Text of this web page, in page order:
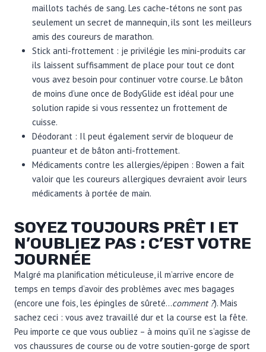
maillots tachés de sang. Les cache-tétons ne sont pas
seulement un secret de mannequin, ils sont les meilleurs
amis des coureurs de marathon.
Stick anti-frottement : je privilégie les mini-produits car
ils laissent suffisamment de place pour tout ce dont
vous avez besoin pour continuer votre course. Le bâton
de moins d’une once de BodyGlide est idéal pour une
solution rapide si vous ressentez un frottement de
cuisse.
Déodorant : Il peut également servir de bloqueur de
puanteur et de bâton anti-frottement.
Médicaments contre les allergies/épipen : Bowen a fait
valoir que les coureurs allergiques devraient avoir leurs
médicaments à portée de main.
SOYEZ TOUJOURS PRÊT ! ET
N’OUBLIEZ PAS : C’EST VOTRE
JOURNÉE
Malgré ma planification méticuleuse, il m’arrive encore de
temps en temps d’avoir des problèmes avec mes bagages
(encore une fois, les épingles de sûreté…comment ?). Mais
sachez ceci : vous avez travaillé dur et la course est la fête.
Peu importe ce que vous oubliez – à moins qu’il ne s’agisse de
vos chaussures de course ou de votre soutien-gorge de sport